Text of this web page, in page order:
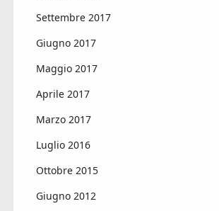
Settembre 2017
Giugno 2017
Maggio 2017
Aprile 2017
Marzo 2017
Luglio 2016
Ottobre 2015
Giugno 2012